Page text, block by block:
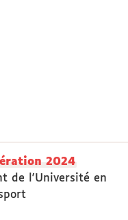
2024
de l'Université en